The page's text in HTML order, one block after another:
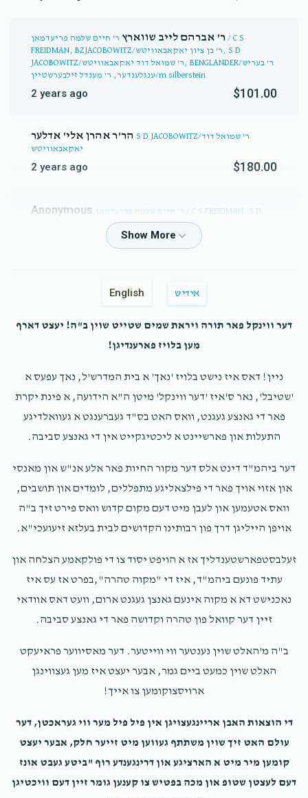
ר' אברהם לייב שווארץ ר' חיים שלמה פריעדמאן / C S
FREIDMAN, BZJACOBOWITZ/ר' בן ציון יאקאבאוויטש, S D
JACOBOWITZ/ר' שמואל דוד יאקאבאוויטש, BENGLANDER/ר' בעריש
ענגלענדער, ר' מענדל זילבערשטיין/m silberstein
2 years ago $101.00
S D JACOBOWITZ/ר' שמואל דוד
יאקאבאוויטש
2 years ago $180.00
Anonymous ר' חיים שלמה פריעדמאן / C S FREIDMAN, S D
JACOBOWITZ/ר' שמואל דוד יאקאבאוויטש
סכום הגון
מרדכי גרינפעלד S D JACOBOWITZ/ר' שמואל דוד יאקאבאוויטש
2 years ago $120.00
ב ווייס S D JACOBOWITZ/ר' שמואל דוד יאקאבאוויטש
שלמה פריעדמאן / C S FREIDMAN, BZJACOBOWITZ/ר' בן ציון
יאקאבאוויטש, ר' אהרן ובנו ר' חיים יהושע גרינוואלד, ר' ברוך
2 years ago $263.16
בוני הבית
English אידיש
דער ווינקל פאר תורה ויראת שמים שטייט שוין ב"ה! יעצט דארף
מען בלויז פארענדיגן!
ניין! דאס איז נישט בלויז 'נאך' א בית המדרש'ל, נאך עפעס א
'שטיבל', נאר ס'איז 'דער ווינקל' מיטן ה"א הידועה, א פינת יקרת
פאר די גאנצע געגנט, וואס האט בס"ד געברענגט א געוואלדיגע
התעלות און פארשיינט א ליכטיגקייט אין די גאנצע סביבה.
דער ביהמ"ד דינט אלס דער מקור החיות פאר אלע אנ"ש און מאנסי
און אזוי אויך פאר די פילצאליגע מתפללים, לומדים און תושבים,
וואס אטעמען און לעבן מיט דעם מקום קדוש וואס פירט זיך ב"ה
אויפן הייליגן דרך פון רבותינו הקדושים לבית בעלזא זיעועכי"א.
זעלבסטפארשטענדליך אז א הויפט יסוד צו די פולקאמע הצלחה און
עתיד פונעם ביהמ"ד, איז די "מקוה טהרה",בפרט אז עס איז
נאכנישט דא א מקוה אינעם גאנצן געגנט ארום, וועט דאס אוודאי
זיין דער קוואל פון טהרה וקדושה פאר די גאנצע סביבה.
ב"ה מ'האלט שוין נענטער ווי ווייטער. דער מאסיווער פראיעקט
האלט שוין כמעט ביים גמר, אבער יעצט איז מען געצווינגן
ארויסצוקומען צו אייך!
די הוצאות האבן אריינגעצויגן אין פיל פיל מער ווי געראכטן, דער
עולם האט זיך שוין משתתף געווען מיט זייער חלק, אבער יעצט
קומען מיר מיט א הארציגע און דרינגענדע רוף "ביטע געבט אונז
דעם לעצטן שטופ און מכה בפטיש צו קענען גומר זיין דעם וויכטיגן